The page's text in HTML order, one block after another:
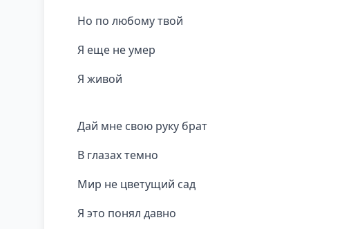
Но по любому твой
Я еще не умер
Я живой
Дай мне свою руку брат
В глазах темно
Мир не цветущий сад
Я это понял давно